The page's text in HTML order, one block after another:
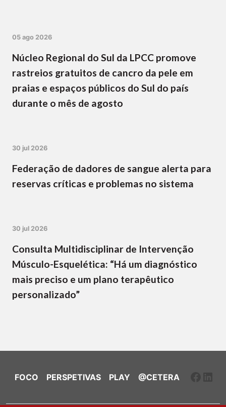
05 ago 2026
Núcleo Regional do Sul da LPCC promove
rastreios gratuitos de cancro da pele em
praias e espaços públicos do Sul do país
durante o mês de agosto
30 jul 2026
Federação de dadores de sangue alerta para
reservas críticas e problemas no sistema
30 jul 2026
Consulta Multidisciplinar de Intervenção
Músculo-Esquelética: “Há um diagnóstico
mais preciso e um plano terapêutico
personalizado”
FOCO PERSPETIVAS PLAY @CETERA